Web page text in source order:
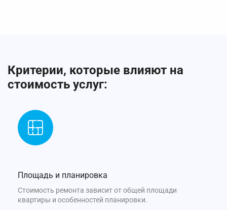
Критерии, которые влияют на
стоимость услуг:
Площадь и планировка
Стоимость ремонта зависит от общей площади
квартиры и особенностей планировки.